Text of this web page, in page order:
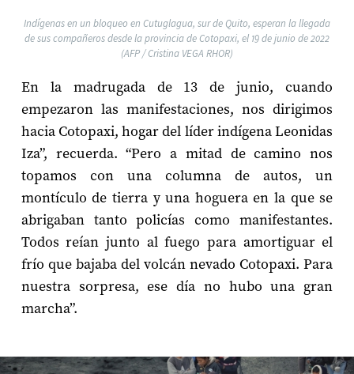
Indígenas en un bloqueo en Cutuglagua, sur de Quito, esperan la llegada
de sus compañeros desde la provincia de Cotopaxi, el 19 de junio de 2022
(AFP / Cristina VEGA RHOR)
En la madrugada de 13 de junio, cuando
empezaron las manifestaciones, nos dirigimos
hacia Cotopaxi, hogar del líder indígena Leonidas
Iza”, recuerda. “Pero a mitad de camino nos
topamos con una columna de autos, un
montículo de tierra y una hoguera en la que se
abrigaban tanto policías como manifestantes.
Todos reían junto al fuego para amortiguar el
frío que bajaba del volcán nevado Cotopaxi. Para
nuestra sorpresa, ese día no hubo una gran
marcha”.